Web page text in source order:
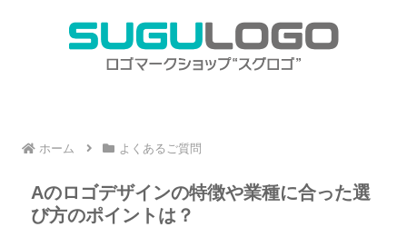
ホーム よくあるご質問
Aのロゴデザインの特徴や業種に合った選
び方のポイントは？